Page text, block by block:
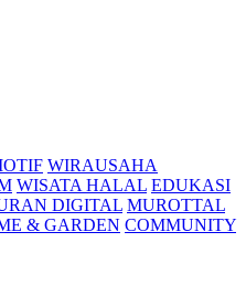
WIRAUSAHA
WISATA HALAL EDUKASI
DIGITAL MUROTTAL
& GARDEN COMMUNITY